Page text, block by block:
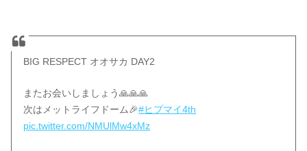
BIG RESPECT オオサカ DAY2
またお会いしましょう🙏🙏🙏
次はメットライフドーム🎉#ヒプマイ4th
pic.twitter.com/NMUlMw4xMz